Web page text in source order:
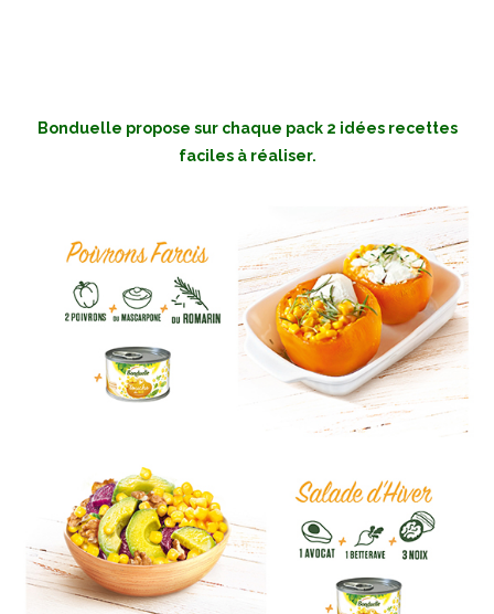
Bonduelle propose sur chaque pack 2 idées recettes
faciles à réaliser.